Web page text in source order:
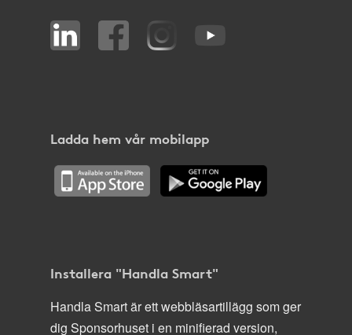
Ladda hem vår mobilapp
Installera "Handla Smart"
Handla Smart är ett webbläsartillägg som ger
dig Sponsorhuset i en minifierad version,